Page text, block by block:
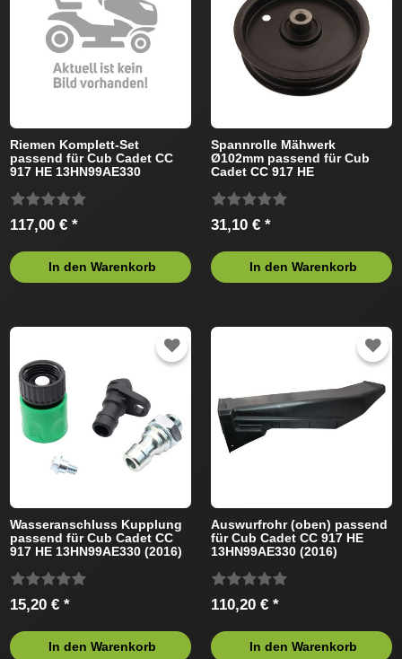
Riemen Komplett-Set
passend für Cub Cadet CC
917 HE 13HN99AE330
117,00 € *
In den Warenkorb
Spannrolle Mähwerk
Ø102mm passend für Cub
Cadet CC 917 HE
Rasentraktor
31,10 € *
In den Warenkorb
Wasseranschluss Kupplung
passend für Cub Cadet CC
917 HE 13HN99AE330 (2016)
15,20 € *
In den Warenkorb
Auswurfrohr (oben) passend
für Cub Cadet CC 917 HE
13HN99AE330 (2016)
110,20 € *
In den Warenkorb